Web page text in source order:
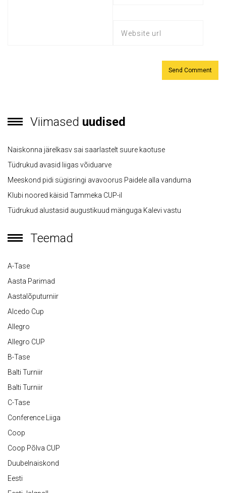
Viimased uudised
Naiskonna järelkasv sai saarlastelt suure kaotuse
Tüdrukud avasid liigas võiduarve
Meeskond pidi sügisringi avavoorus Paidele alla vanduma
Klubi noored käisid Tammeka CUP-il
Tüdrukud alustasid augustikuud mänguga Kalevi vastu
Teemad
A-Tase
Aasta Parimad
Aastalõputurniir
Alcedo Cup
Allegro
Allegro CUP
B-Tase
Balti Turniir
Balti Turniir
C-Tase
Conference Liiga
Coop
Coop Põlva CUP
Duubelnaiskond
Eesti